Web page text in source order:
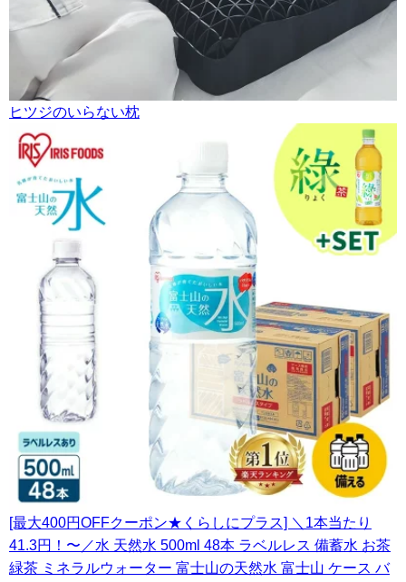
ヒツジのいらない枕
[最大400円OFFクーポン★くらしにプラス] ＼1本当たり
41.3円！〜／水 天然水 500ml 48本 ラベルレス 備蓄水 お茶
緑茶 ミネラルウォーター 富士山の天然水 富士山 ケース バ